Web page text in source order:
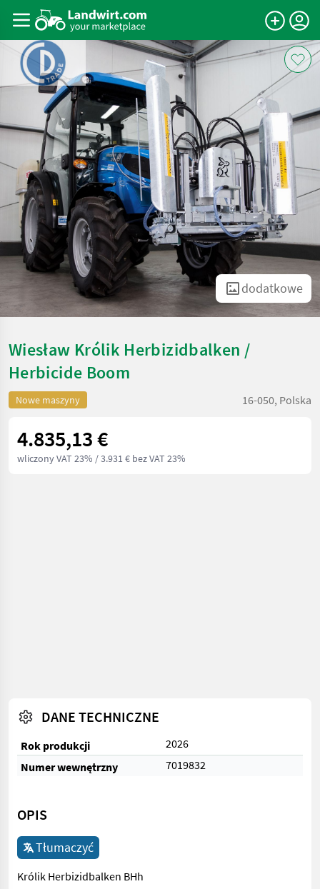
dodatkowe
Wiesław Królik Herbizidbalken /
Herbicide Boom
Nowe maszyny 16-050, Polska
4.835,13 €
wliczony VAT 23% / 3.931 € bez VAT 23%
DANE TECHNICZNE
Rok produkcji
2026
Numer wewnętrzny
7019832
OPIS
Tłumaczyć
Królik Herbizidbalken BHh